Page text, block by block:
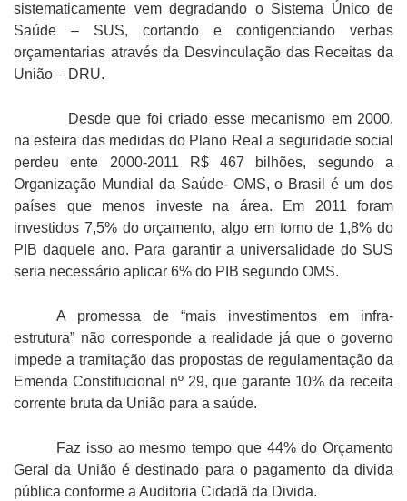
sistematicamente vem degradando o Sistema Único de
Saúde – SUS, cortando e contigenciando verbas
orçamentarias através da Desvinculação das Receitas da
União – DRU.
Desde que foi criado esse mecanismo em 2000,
na esteira das medidas do Plano Real a seguridade social
perdeu ente 2000-2011 R$ 467 bilhões, segundo a
Organização Mundial da Saúde- OMS, o Brasil é um dos
países que menos investe na área. Em 2011 foram
investidos 7,5% do orçamento, algo em torno de 1,8% do
PIB daquele ano. Para garantir a universalidade do SUS
seria necessário aplicar 6% do PIB segundo OMS.
A promessa de “mais investimentos em infra-
estrutura” não corresponde a realidade já que o governo
impede a tramitação das propostas de regulamentação da
Emenda Constitucional nº 29, que garante 10% da receita
corrente bruta da União para a saúde.
Faz isso ao mesmo tempo que 44% do Orçamento
Geral da União é destinado para o pagamento da divida
pública conforme a Auditoria Cidadã da Divida.